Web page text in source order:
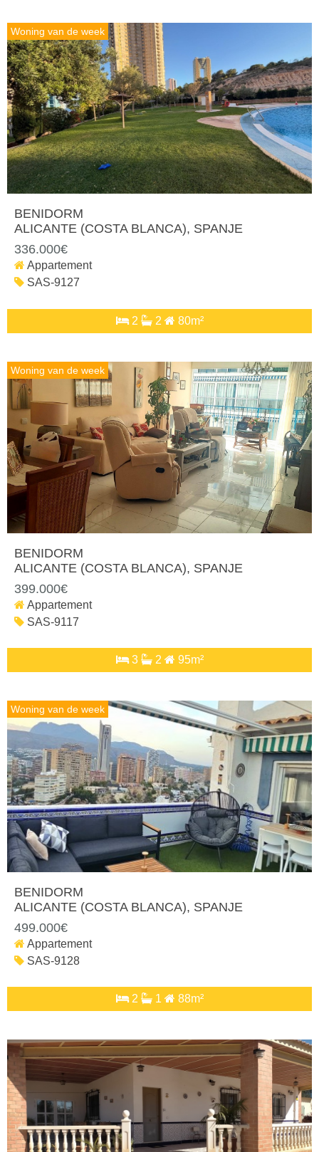
Woning van de week
BENIDORM
ALICANTE (COSTA BLANCA), SPANJE
336.000€
Appartement
SAS-9127
2 2 80m²
Woning van de week
BENIDORM
ALICANTE (COSTA BLANCA), SPANJE
399.000€
Appartement
SAS-9117
3 2 95m²
Woning van de week
BENIDORM
ALICANTE (COSTA BLANCA), SPANJE
499.000€
Appartement
SAS-9128
2 1 88m²